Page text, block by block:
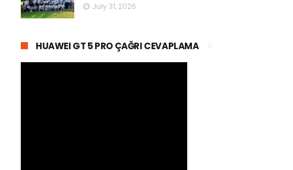
July 31, 2026
HUAWEI GT 5 PRO ÇAĞRI CEVAPLAMA